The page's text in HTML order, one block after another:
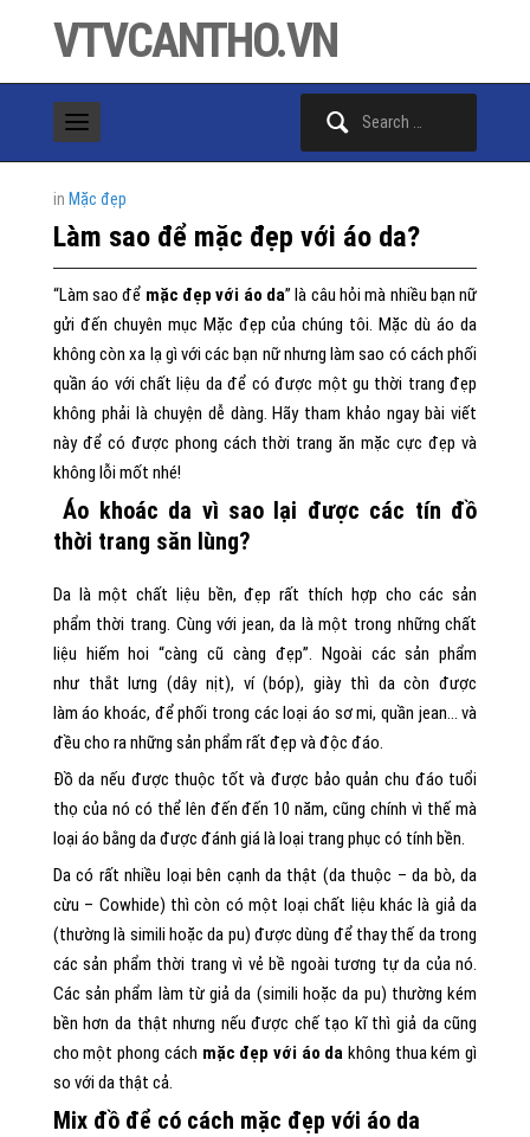
VTVCANTHO.VN
in Mặc đẹp
Làm sao để mặc đẹp với áo da?
“Làm sao để mặc đẹp với áo da” là câu hỏi mà nhiều bạn nữ
gửi đến chuyên mục Mặc đẹp của chúng tôi. Mặc dù áo da
không còn xa lạ gì với các bạn nữ nhưng làm sao có cách phối
quần áo với chất liệu da để có được một gu thời trang đẹp
không phải là chuyện dễ dàng. Hãy tham khảo ngay bài viết
này để có được phong cách thời trang ăn mặc cực đẹp và
không lỗi mốt nhé!
Áo khoác da vì sao lại được các tín đồ
thời trang săn lùng?
Da là một chất liệu bền, đẹp rất thích hợp cho các sản
phẩm thời trang. Cùng với jean, da là một trong những chất
liệu hiếm hoi “càng cũ càng đẹp”. Ngoài các sản phẩm
như thắt lưng (dây nịt), ví (bóp), giày thì da còn được
làm áo khoác, để phối trong các loại áo sơ mi, quần jean… và
đều cho ra những sản phẩm rất đẹp và độc đáo.
Đồ da nếu được thuộc tốt và được bảo quản chu đáo tuổi
thọ của nó có thể lên đến đến 10 năm, cũng chính vì thế mà
loại áo bằng da được đánh giá là loại trang phục có tính bền.
Da có rất nhiều loại bên cạnh da thật (da thuộc – da bò, da
cừu – Cowhide) thì còn có một loại chất liệu khác là giả da
(thường là simili hoặc da pu) được dùng để thay thế da trong
các sản phẩm thời trang vì vẻ bề ngoài tương tự da của nó.
Các sản phẩm làm từ giả da (simili hoặc da pu) thường kém
bền hơn da thật nhưng nếu được chế tạo kĩ thì giả da cũng
cho một phong cách mặc đẹp với áo da không thua kém gì
so với da thật cả.
Mix đồ để có cách mặc đẹp với áo da